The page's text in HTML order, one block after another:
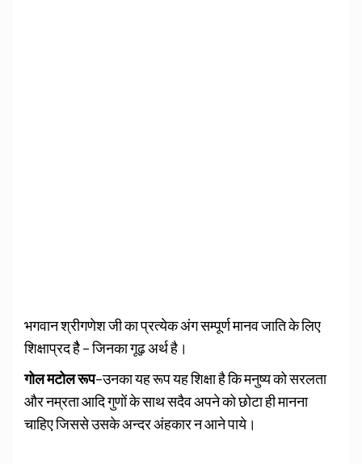
भगवान श्रीगणेश जी का प्रत्येक अंग सम्पूर्ण मानव जाति के लिए
शिक्षाप्रद हैै – जिनका गूढ़ अर्थ है।
गोल मटोल रूप–उनका यह रूप यह शिक्षा है कि मनुष्य को सरलता
और नम्रता आदि गुणों के साथ सदैव अपने को छोटा ही मानना
चाहिए जिससे उसके अन्दर अंहकार न आने पाये।